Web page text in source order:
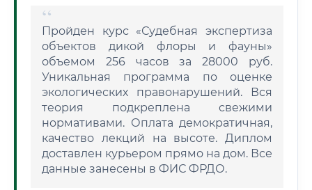
Пройден курс «Судебная экспертиза
объектов дикой флоры и фауны»
объемом 256 часов за 28000 руб.
Уникальная программа по оценке
экологических правонарушений. Вся
теория подкреплена свежими
нормативами. Оплата демократичная,
качество лекций на высоте. Диплом
доставлен курьером прямо на дом. Все
данные занесены в ФИС ФРДО.